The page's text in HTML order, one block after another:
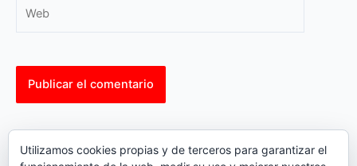
comment data is processed.
Utilizamos cookies propias y de terceros para garantizar el